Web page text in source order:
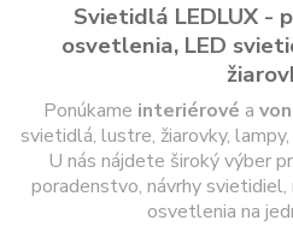
Svietidlá LEDLUX -
osvetlenia, LED
Ponúkame interiérové a
svietidlá, lustre, žiarovky,
U nás nájdete široký výber
poradenstvo, návrhy
osvetlenia na